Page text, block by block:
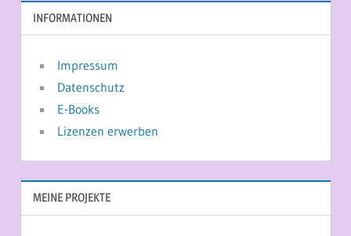
INFORMATIONEN
Impressum
Datenschutz
E-Books
Lizenzen erwerben
MEINE PROJEKTE